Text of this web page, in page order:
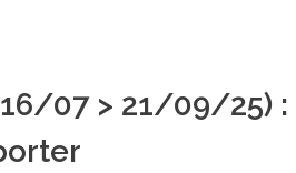
07 > 21/09/25) :